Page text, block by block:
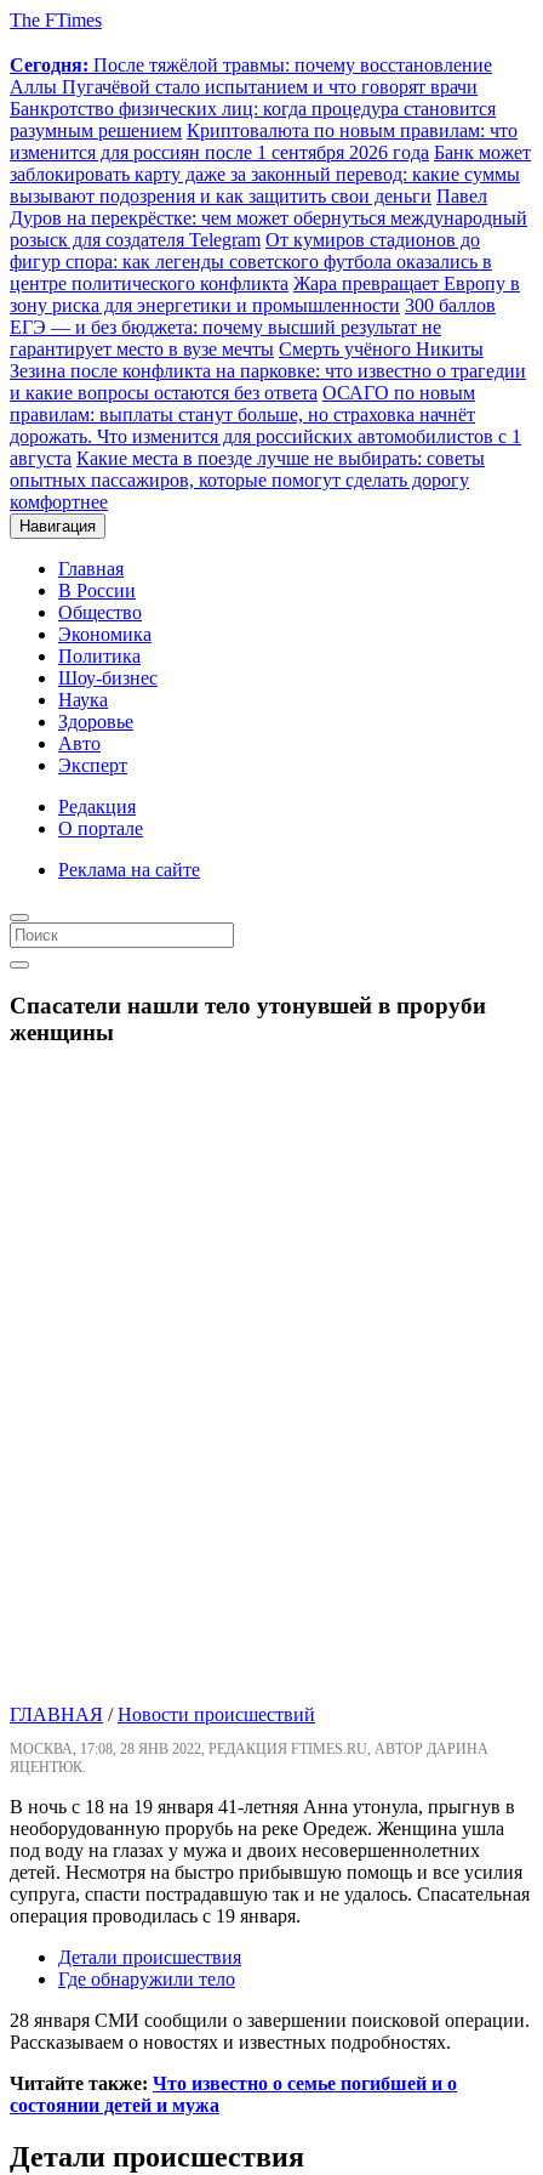
The FTimes
Сегодня: После тяжёлой травмы: почему восстановление
Аллы Пугачёвой стало испытанием и что говорят врачи
Банкротство физических лиц: когда процедура становится
разумным решением Криптовалюта по новым правилам: что
изменится для россиян после 1 сентября 2026 года Банк может
заблокировать карту даже за законный перевод: какие суммы
вызывают подозрения и как защитить свои деньги Павел
Дуров на перекрёстке: чем может обернуться международный
розыск для создателя Telegram От кумиров стадионов до
фигур спора: как легенды советского футбола оказались в
центре политического конфликта Жара превращает Европу в
зону риска для энергетики и промышленности 300 баллов
ЕГЭ — и без бюджета: почему высший результат не
гарантирует место в вузе мечты Смерть учёного Никиты
Зезина после конфликта на парковке: что известно о трагедии
и какие вопросы остаются без ответа ОСАГО по новым
правилам: выплаты станут больше, но страховка начнёт
дорожать. Что изменится для российских автомобилистов с 1
августа Какие места в поезде лучше не выбирать: советы
опытных пассажиров, которые помогут сделать дорогу
комфортнее
Навигация
Главная
В России
Общество
Экономика
Политика
Шоу-бизнес
Наука
Здоровье
Авто
Эксперт
Редакция
О портале
Реклама на сайте
Спасатели нашли тело утонувшей в проруби
женщины
ГЛАВНАЯ /Новости происшествий
МОСКВА, 17:08, 28 ЯНВ 2022, РЕДАКЦИЯ FTIMES.RU, АВТОР ДАРИНА
ЯЦЕНТЮК.
В ночь с 18 на 19 января 41-летняя Анна утонула, прыгнув в
необорудованную прорубь на реке Оредеж. Женщина ушла
под воду на глазах у мужа и двоих несовершеннолетних
детей. Несмотря на быстро прибывшую помощь и все усилия
супруга, спасти пострадавшую так и не удалось. Спасательная
операция проводилась с 19 января.
Детали происшествия
Где обнаружили тело
28 января СМИ сообщили о завершении поисковой операции.
Рассказываем о новостях и известных подробностях.
Читайте также: Что известно о семье погибшей и о
состоянии детей и мужа
Детали происшествия